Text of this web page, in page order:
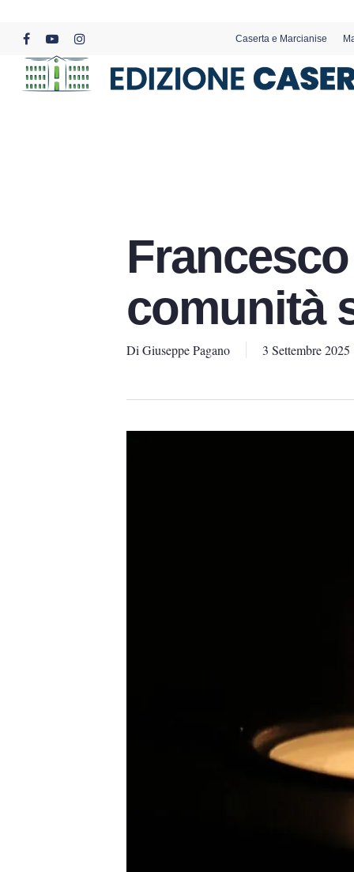
content
facebookyoutubeinstagram
Caserta e Marcianise
comunità
Di Giuseppe Pagano 3 Settembre 2025